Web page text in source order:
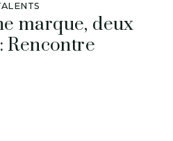
marque, deux
Rencontre